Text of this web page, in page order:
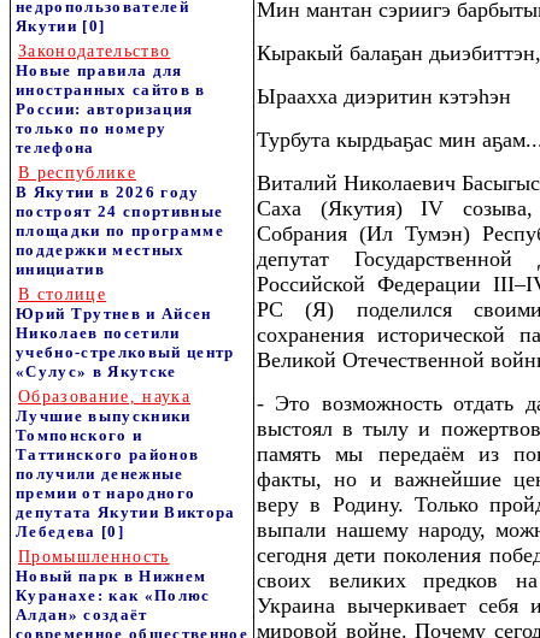
недропользователей
Якутии [0]
Законодательство
Новые правила для
иностранных сайтов в
России: авторизация
только по номеру
телефона
В республике
В Якутии в 2026 году
построят 24 спортивные
площадки по программе
поддержки местных
инициатив
В столице
Юрий Трутнев и Айсен
Николаев посетили
учебно-стрелковый центр
«Сулус» в Якутске
Образование, наука
Лучшие выпускники
Томпонского и
Таттинского районов
получили денежные
премии от народного
депутата Якутии Виктора
Лебедева [0]
Промышленность
Новый парк в Нижнем
Куранахе: как «Полюс
Алдан» создаёт
современное общественное
Мин мантан сэриигэ
Кыракый балаҕан дьиэбиттэн,
Ыраахха диэритин кэтэһэн
Турбута кырдьаҕас мин
Виталий Николаевич
Саха (Якутия) IV созыва,
Собрания (Ил Тумэн)
депутат
Российской Федерации
РС (Я) поделился
сохранения исторической
Великой Отечественной
- Это возможность отдать
выстоял в тылу и
память мы передаём из
факты, но и важнейшие
веру в Родину. Только
выпали нашему народу,
сегодня дети поколения
своих великих предков
Украина вычеркивает себя
мировой войне. Почему